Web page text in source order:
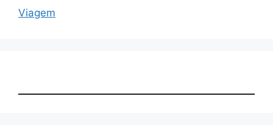
Viagem